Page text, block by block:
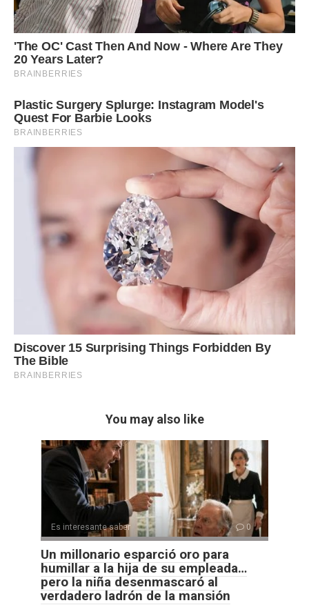
You may also like
Es interesante saber 0
Un millonario esparció oro para
humillar a la hija de su empleada…
pero la niña desenmascaró al
verdadero ladrón de la mansión